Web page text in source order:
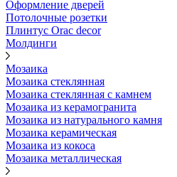
Оформление дверей
Потолочные розетки
Плинтус Orac decor
Молдинги
Мозаика
Мозаика стеклянная
Мозаика стеклянная с камнем
Мозаика из керамогранита
Мозаика из натурального камня
Мозаика керамическая
Мозаика из кокоса
Мозаика металлическая